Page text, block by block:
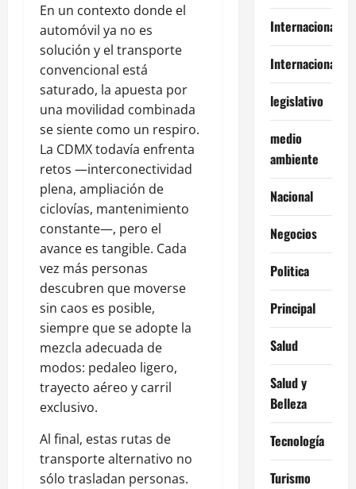
En un contexto donde el
automóvil ya no es
solución y el transporte
convencional está
saturado, la apuesta por
una movilidad combinada
se siente como un respiro.
La CDMX todavía enfrenta
retos —interconectividad
plena, ampliación de
ciclovías, mantenimiento
constante—, pero el
avance es tangible. Cada
vez más personas
descubren que moverse
sin caos es posible,
siempre que se adopte la
mezcla adecuada de
modos: pedaleo ligero,
trayecto aéreo y carril
exclusivo.
Al final, estas rutas de
transporte alternativo no
sólo trasladan personas.
Internacional
Internacionales
legislativo
medio
ambiente
Nacional
Negocios
Politica
Principal
Salud
Salud y
Belleza
Tecnología
Turismo